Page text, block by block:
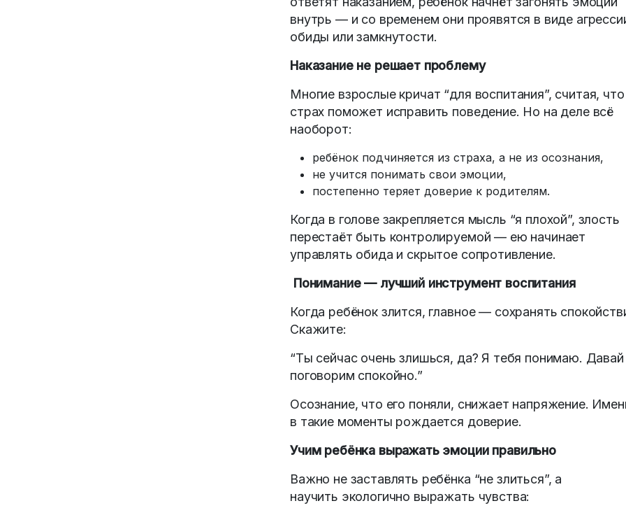
внутрь — и со временем они проявятся в виде
обиды или замкнутости.
Наказание не решает проблему
Многие взрослые кричат “для воспитания”, считая, что
страх поможет исправить поведение. Но на деле всё
наоборот:
ребёнок подчиняется из страха, а не из осознания,
не учится понимать свои эмоции,
постепенно теряет доверие к родителям.
Когда в голове закрепляется мысль “я плохой”, злость
перестаёт быть контролируемой — ею начинает
управлять обида и скрытое сопротивление.
Понимание — лучший инструмент воспитания
Когда ребёнок злится, главное — сохранять
Скажите:
“Ты сейчас очень злишься, да? Я тебя понимаю. Давай
поговорим спокойно.”
Осознание, что его поняли, снижает напряжение.
в такие моменты рождается доверие.
Учим ребёнка выражать эмоции правильно
Важно не заставлять ребёнка “не злиться”, а
научить экологично выражать чувства: